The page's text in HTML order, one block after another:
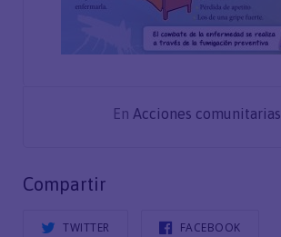
En Acciones comunitarias
Compartir
TWITTER FACEBOOK